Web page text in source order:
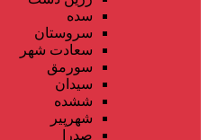
سده
سروستان
سعادت شهر
سورمق
سیدان
ششده
شهرپیر
صدرا